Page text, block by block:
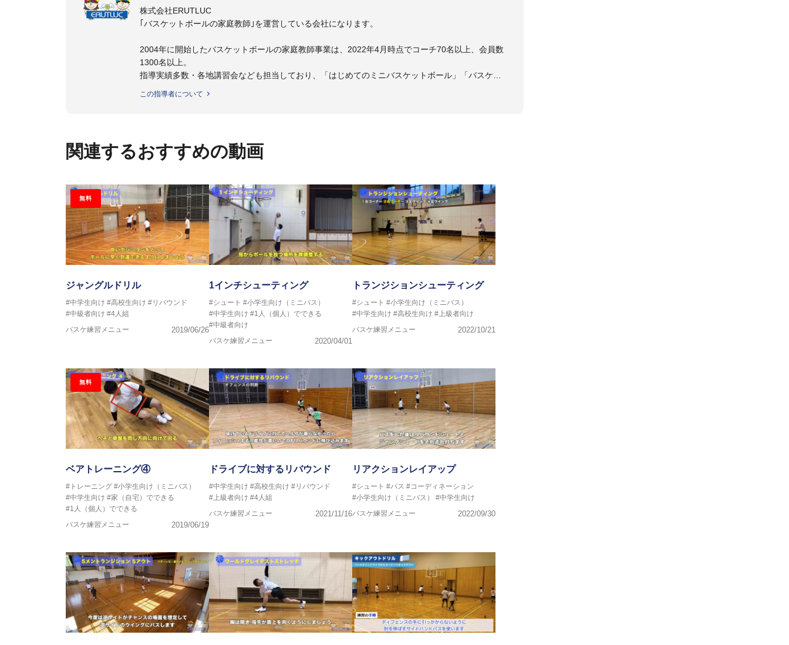
株式会社ERUTLUC
｢バスケットボールの家庭教師｣を運営している会社になります。
2004年に開始したバスケットボールの家庭教師事業は、2022年4月時点でコーチ70名以上、会員数
1300名以上。
指導実績多数・各地講習会なども担当しており、「はじめてのミニバスケットボール」「バスケッ
2016年U13ナショナルキャンプヘッドコーチ
2017年U13ナショナルキャンプヘッドコーチ
2017年男子日本代表サポートコーチ
2018年U22日本代表スプリングキャンプアドバイザリーコーチ
2018年U12ナショナルキャンプヘッドコーチ
2018年U13ナショナルキャンプヘッドコーチ
2018年～2021年男子日本代表サポートコーチ
この指導者について
関連するおすすめの動画
無料
ジャングルドリル
#中学生向け #高校生向け #リバウンド
#中級者向け #4人組
バスケ練習メニュー
2019/06/26
1インチシューティング
#シュート #小学生向け（ミニバス）
#中学生向け #1人（個人）でできる
#中級者向け
バスケ練習メニュー
2020/04/01
トランジションシューティング
#シュート #小学生向け（ミニバス）
#中学生向け #高校生向け #上級者向け
バスケ練習メニュー
2022/10/21
無料
ベアトレーニング④
#トレーニング #小学生向け（ミニバス）
#中学生向け #家（自宅）でできる
#1人（個人）でできる
バスケ練習メニュー
2019/06/19
ドライブに対するリバウンド
#中学生向け #高校生向け #リバウンド
#上級者向け #4人組
バスケ練習メニュー
2021/11/16
リアクションレイアップ
#シュート #パス #コーディネーション
#小学生向け（ミニバス）
#中学生向け
バスケ練習メニュー
2022/09/30